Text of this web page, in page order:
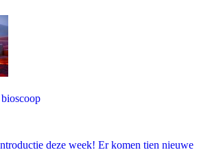
deze week! Er komen tien nieuwe